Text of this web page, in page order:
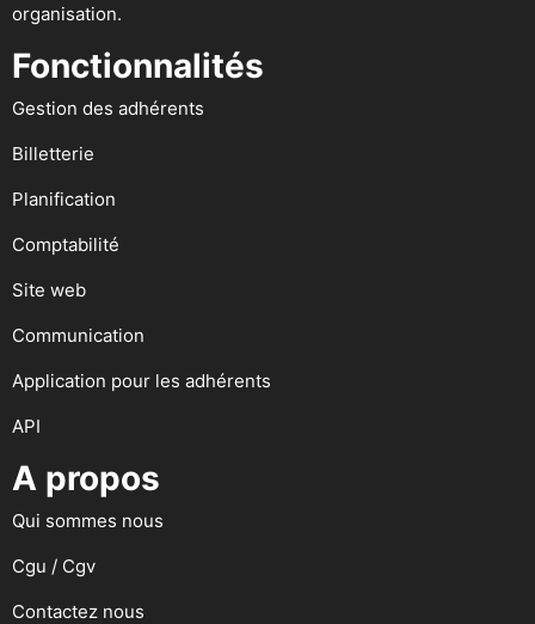
organisation.
Fonctionnalités
Gestion des adhérents
Billetterie
Planification
Comptabilité
Site web
Communication
Application pour les adhérents
API
A propos
Qui sommes nous
Cgu / Cgv
Contactez nous